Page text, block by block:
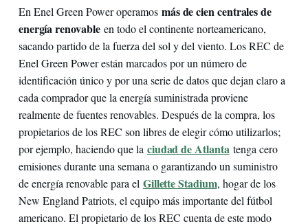
En Enel Green Power operamos más de cien centrales de
energía renovableen todo el continente norteamericano,
sacando partido de la fuerza del sol y del viento. Los REC de
Enel Green Power están marcados por un número de
identificación único y por una serie de datos que dejan claro a
cada comprador que la energía suministrada proviene
realmente de fuentes renovables. Después de la compra, los
propietarios de los REC son libres de elegir cómo utilizarlos;
por ejemplo, haciendo que la ciudad de Atlanta tenga cero
emisiones durante una semana o garantizando un suministro
de energía renovable para el Gillette Stadium, hogar de los
New England Patriots, el equipo más importante del fútbol
americano. El propietario de los REC cuenta de este modo